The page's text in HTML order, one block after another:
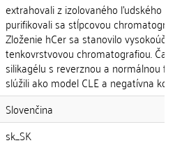
extrahovali z izolovaného ľudského
purifikovali sa stĺpcovou
Zloženie hCer sa stanovilo
tenkovrstvovou chromatografiou.
silikagélu s reverznou a normálnou
slúžili ako model CLE a negatívna
Slovenčina
sk_SK